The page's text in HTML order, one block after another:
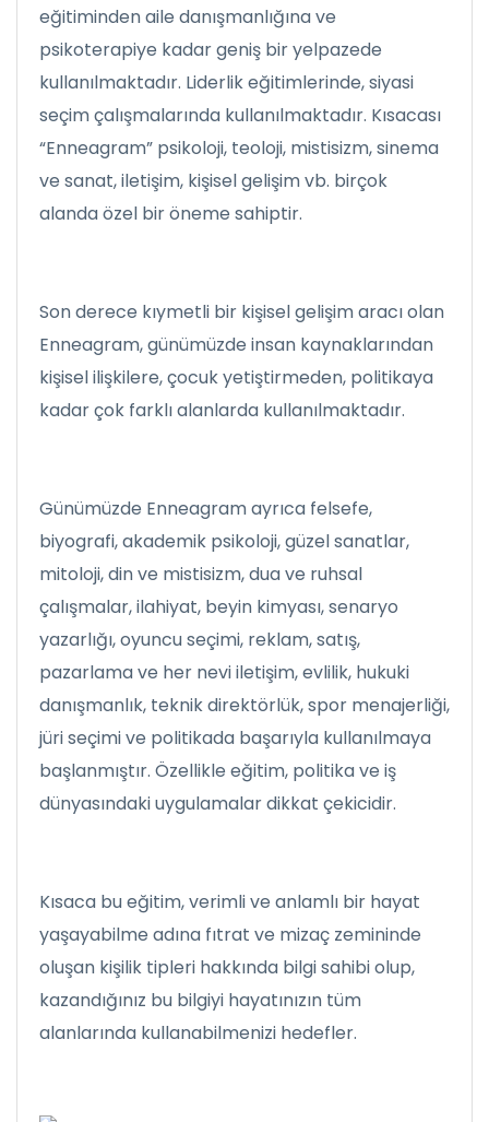
eğitiminden aile danışmanlığına ve
psikoterapiye kadar geniş bir yelpazede
kullanılmaktadır. Liderlik eğitimlerinde, siyasi
seçim çalışmalarında kullanılmaktadır. Kısacası
“Enneagram” psikoloji, teoloji, mistisizm, sinema
ve sanat, iletişim, kişisel gelişim vb. birçok
alanda özel bir öneme sahiptir.
Son derece kıymetli bir kişisel gelişim aracı olan
Enneagram, günümüzde insan kaynaklarından
kişisel ilişkilere, çocuk yetiştirmeden, politikaya
kadar çok farklı alanlarda kullanılmaktadır.
Günümüzde Enneagram ayrıca felsefe,
biyografi, akademik psikoloji, güzel sanatlar,
mitoloji, din ve mistisizm, dua ve ruhsal
çalışmalar, ilahiyat, beyin kimyası, senaryo
yazarlığı, oyuncu seçimi, reklam, satış,
pazarlama ve her nevi iletişim, evlilik, hukuki
danışmanlık, teknik direktörlük, spor menajerliği,
jüri seçimi ve politikada başarıyla kullanılmaya
başlanmıştır. Özellikle eğitim, politika ve iş
dünyasındaki uygulamalar dikkat çekicidir.
Kısaca bu eğitim, verimli ve anlamlı bir hayat
yaşayabilme adına fıtrat ve mizaç zemininde
oluşan kişilik tipleri hakkında bilgi sahibi olup,
kazandığınız bu bilgiyi hayatınızın tüm
alanlarında kullanabilmenizi hedefler.